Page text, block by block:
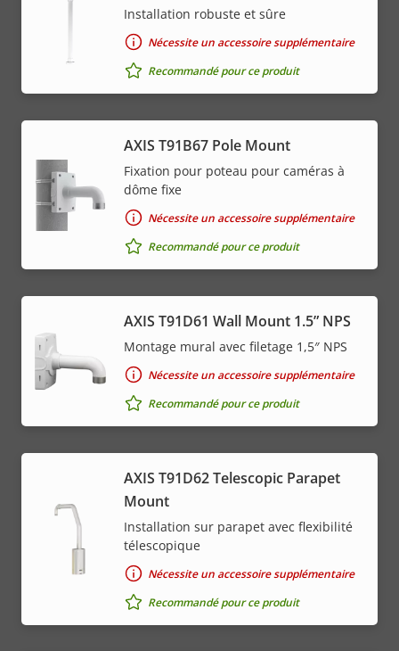
Installation robuste et sûre
Nécessite un accessoire supplémentaire
Recommandé pour ce produit
AXIS T91B67 Pole Mount
Fixation pour poteau pour caméras à
dôme fixe
Nécessite un accessoire supplémentaire
Recommandé pour ce produit
AXIS T91D61 Wall Mount 1.5” NPS
Montage mural avec filetage 1,5″ NPS
Nécessite un accessoire supplémentaire
Recommandé pour ce produit
AXIS T91D62 Telescopic Parapet
Mount
Installation sur parapet avec flexibilité
télescopique
Nécessite un accessoire supplémentaire
Recommandé pour ce produit